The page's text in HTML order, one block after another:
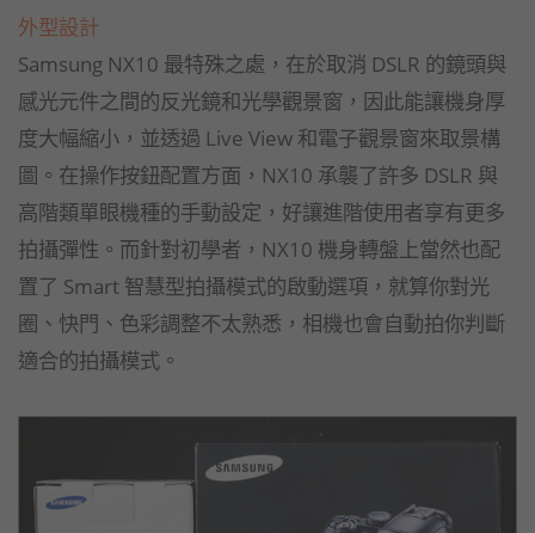
外型設計
Samsung NX10 最特殊之處，在於取消 DSLR 的鏡頭與
感光元件之間的反光鏡和光學觀景窗，因此能讓機身厚
度大幅縮小，並透過 Live View 和電子觀景窗來取景構
圖。在操作按鈕配置方面，NX10 承襲了許多 DSLR 與
高階類單眼機種的手動設定，好讓進階使用者享有更多
拍攝彈性。而針對初學者，NX10 機身轉盤上當然也配
置了 Smart 智慧型拍攝模式的啟動選項，就算你對光
圈、快門、色彩調整不太熟悉，相機也會自動拍你判斷
適合的拍攝模式。